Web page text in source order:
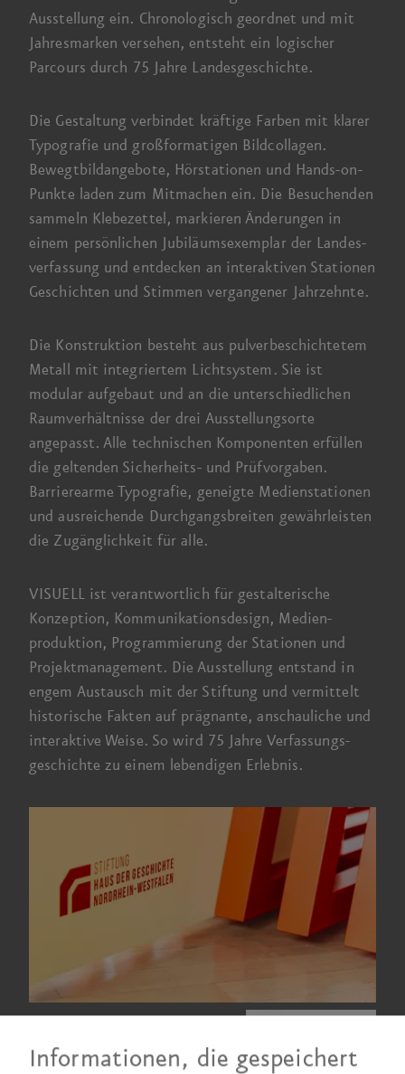
Ausstellung ein. Chronologisch geordnet und mit
Jahres­marken versehen, entsteht ein logischer
Parcours durch 75 Jahre Landes­geschichte.
Die Gestaltung verbindet kräftige Farben mit klarer
Typografie und großformatigen Bild­collagen.
Bewegt­bild­angebote, Hör­stationen und Hands-on-
Punkte laden zum Mitmachen ein. Die Besuchenden
sammeln Klebe­zettel, markieren Änderungen in
einem persönlichen Jubiläums­exemplar der Landes­
verfassung und entdecken an interaktiven Stationen
Geschichten und Stimmen vergangener Jahrzehnte.
Die Konstruktion besteht aus pulver­beschichtetem
Metall mit integriertem Licht­system. Sie ist
modular aufgebaut und an die unterschiedlichen
Raum­verhältnisse der drei Ausstellungs­orte
angepasst. Alle technischen Komponenten erfüllen
die geltenden Sicherheits- und Prüfvorgaben.
Barriere­arme Typografie, geneigte Medien­stationen
und ausreichende Durchgangs­breiten gewährleisten
die Zugänglichkeit für alle.
VISUELL ist verantwortlich für gestalterische
Konzeption, Kommunikations­design, Medien­
produktion, Programmierung der Stationen und
Projekt­management. Die Ausstellung entstand in
engem Austausch mit der Stiftung und vermittelt
historische Fakten auf prägnante, anschauliche und
interaktive Weise. So wird 75 Jahre Verfassungs­
geschichte zu einem lebendigen Erlebnis.
Informationen, die gespeichert